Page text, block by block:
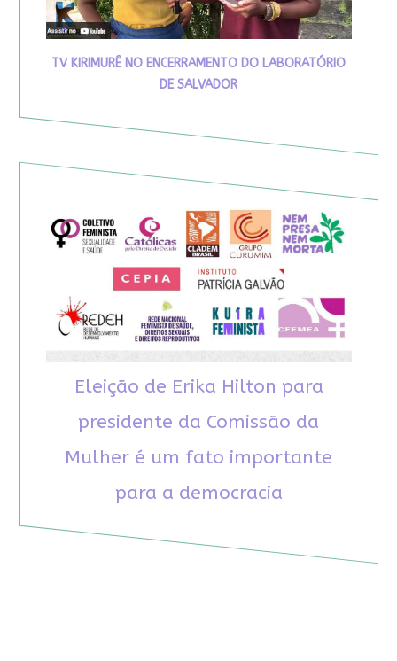
TV KIRIMURÊ NO ENCERRAMENTO DO LABORATÓRIO
DE SALVADOR
Eleição de Erika Hilton para
presidente da Comissão da
Mulher é um fato importante
para a democracia